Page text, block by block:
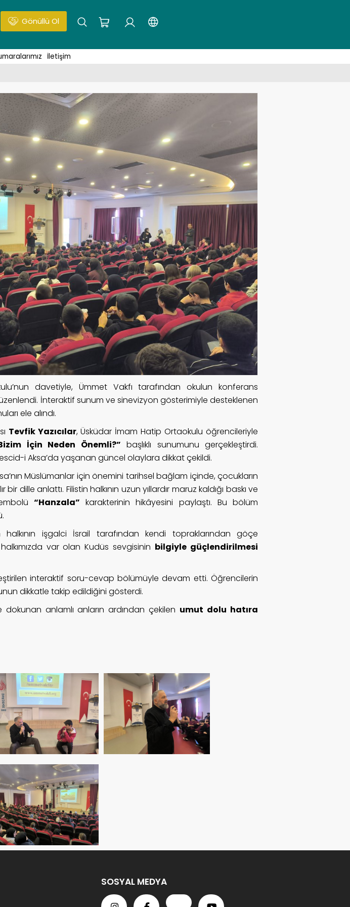
| Enter tuşuna basmayı unutmayın.
Gönüllü Ol
İletişim
davetiyle, Ümmet Vakfı tarafından okulun konferans
İnteraktif sunum ve sinevizyon gösterimiyle desteklenen
ele alındı.
Tevfik Yazıcılar, Üsküdar İmam Hatip Ortaokulu öğrencileriyle
İçin Neden Önemli?” başlıklı sunumunu gerçekleştirdi.
i Aksa’da yaşanan güncel olaylara dikkat çekildi.
Müslümanlar için önemini tarihsel bağlam içinde, çocukların
dille anlattı. Filistin halkının uzun yıllardır maruz kaldığı baskı ve
“Hanzala” karakterinin hikâyesini paylaştı. Bu bölüm
halkının işgalci İsrail tarafından kendi topraklarından göçe
halkımızda var olan Kudüs sevgisinin bilgiyle güçlendirilmesi
interaktif soru-cevap bölümüyle devam etti. Öğrencilerin
dikkatle takip edildiğini gösterdi.
dokunan anlamlı anların ardından çekilen umut dolu hatıra
SOSYAL MEDYA